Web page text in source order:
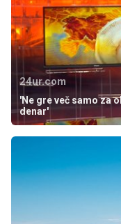
24ur.com
'Ne gre več samo za
denar'